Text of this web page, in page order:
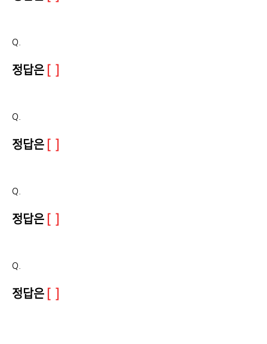
Q.
정답은 [ ]
Q.
정답은 [ ]
Q.
정답은 [ ]
Q.
정답은 [ ]